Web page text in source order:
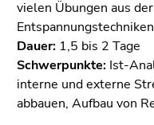
vielen Übungen aus
Dauer: 1,5 bis 2 Tage
Schwerpunkte: Ist-
interne und externe
abbauen, Aufbau von